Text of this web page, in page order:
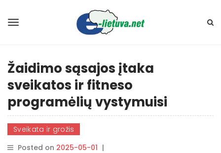
Žaidimo sąsajos įtaka
sveikatos ir fitneso
programėlių vystymuisi
Sveikata ir grožis
Posted on 2025-05-01 |